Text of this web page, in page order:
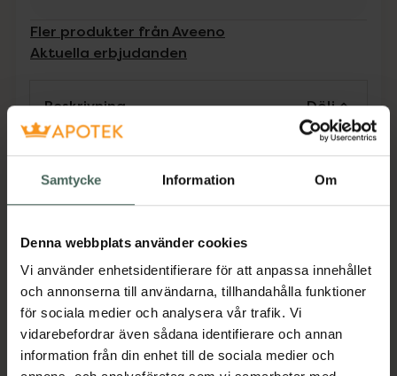
Samtycke Information Om
Denna webbplats använder cookies
Vi använder enhetsidentifierare för att anpassa innehållet
och annonserna till användarna, tillhandahålla funktioner
för sociala medier och analysera vår trafik. Vi
vidarebefordrar även sådana identifierare och annan
information från din enhet till de sociala medier och
Fler produkter från Aveeno
Aktuella erbjudanden
Beskrivning Dölj
Oparfymerad fuktighetskräm för kropp,
ansikte och händer. Kliniskt bevisad att ge
och sheasmör. Sammetslen kräm som skyddar
och stärker omedelbart hudens fuktbarriär
och lämnar huden mjuk, slät och närd. För torr
och känslig hud.
EAN:03574661810416
Kategorier: